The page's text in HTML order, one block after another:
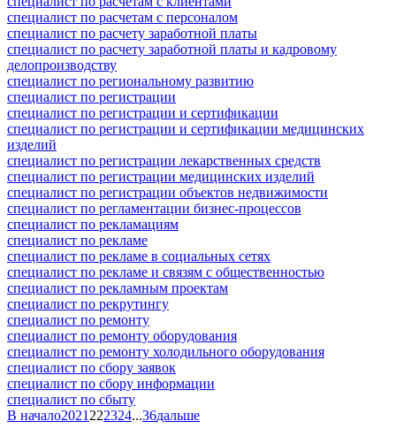
специалист по расчетам с персоналом
специалист по расчету заработной платы
специалист по расчету заработной платы и кадровому
делопроизводству
специалист по региональному развитию
специалист по регистрации
специалист по регистрации и сертификации
специалист по регистрации и сертификации медицинских
изделий
специалист по регистрации лекарственных средств
специалист по регистрации медицинских изделий
специалист по регистрации объектов недвижимости
специалист по регламентации бизнес-процессов
специалист по рекламациям
специалист по рекламе
специалист по рекламе в социальных сетях
специалист по рекламе и связям с общественностью
специалист по рекламным проектам
специалист по рекрутингу
специалист по ремонту
специалист по ремонту оборудования
специалист по ремонту холодильного оборудования
специалист по сбору заявок
специалист по сбору информации
специалист по сбыту
В начало2021 222324...36дальше